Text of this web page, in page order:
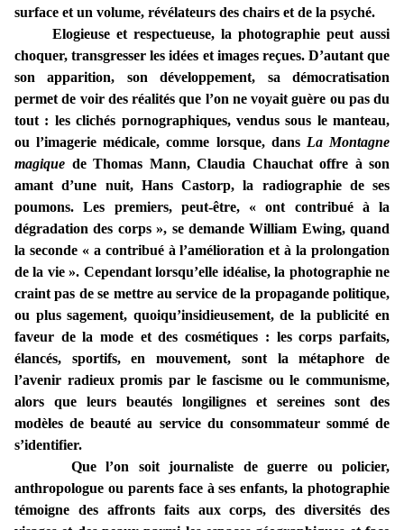
surface et un volume, révélateurs des chairs et de la psyché.
Elogieuse et respectueuse, la photographie peut aussi
choquer, transgresser les idées et images reçues. D’autant que
son apparition, son développement, sa démocratisation
permet de voir des réalités que l’on ne voyait guère ou pas du
tout : les clichés pornographiques, vendus sous le manteau,
ou l’imagerie médicale, comme lorsque, dans La Montagne
magique de Thomas Mann, Claudia Chauchat offre à son
amant d’une nuit, Hans Castorp, la radiographie de ses
poumons. Les premiers, peut-être, « ont contribué à la
dégradation des corps », se demande William Ewing, quand
la seconde « a contribué à l’amélioration et à la prolongation
de la vie ». Cependant lorsqu’elle idéalise, la photographie ne
craint pas de se mettre au service de la propagande politique,
ou plus sagement, quoiqu’insidieusement, de la publicité en
faveur de la mode et des cosmétiques : les corps parfaits,
élancés, sportifs, en mouvement, sont la métaphore de
l’avenir radieux promis par le fascisme ou le communisme,
alors que leurs beautés longilignes et sereines sont des
modèles de beauté au service du consommateur sommé de
s’identifier.
Que l’on soit journaliste de guerre ou policier,
anthropologue ou parents face à ses enfants, la photographie
témoigne des affronts faits aux corps, des diversités des